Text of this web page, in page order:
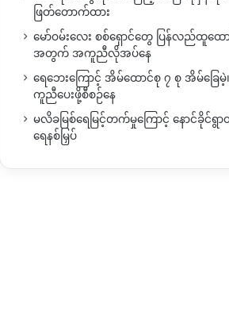
ဖြတ်တောက်ထား
မော်ဝမ်းလေး စစ်ရှောင်တွေ ပြန်လည်ထူထော
အတွက် အကူညီလိုအပ်နေ
ရေဘေးကြောင့် အိမ်ထောင်စု ၇ စု အိမ်ခြေမဲ့၊
ကူညီပေးဖို့စီစဉ်နေ
မလိခမြစ်ရေမြင့်တက်မှုကြောင့် နောင်ခိုင်ရွ
ရေနစ်မြှပ်